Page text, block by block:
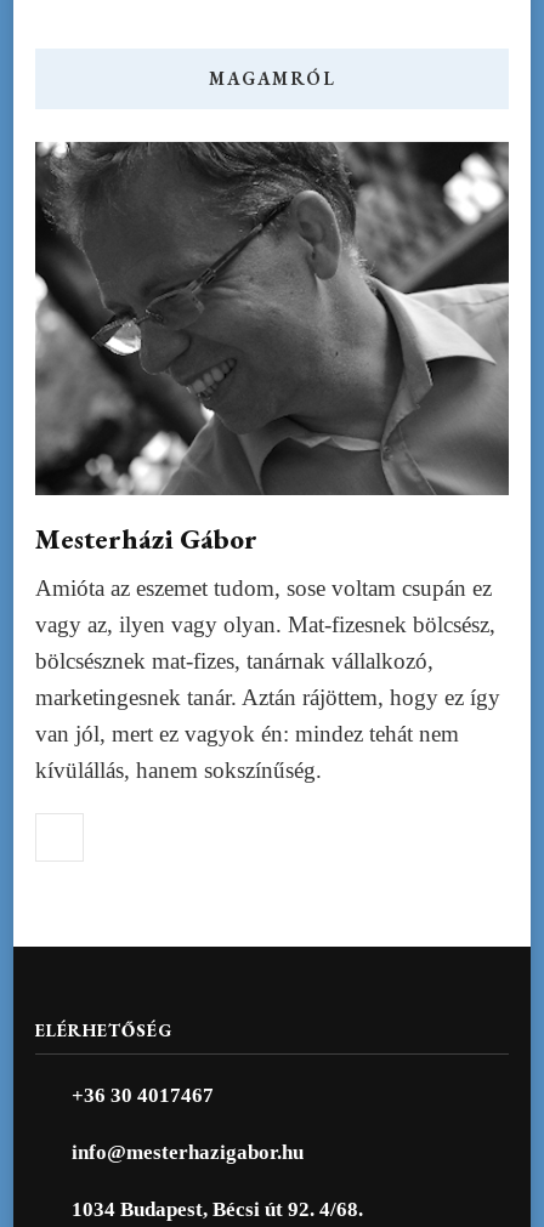
MAGAMRÓL
Mesterházi Gábor
Amióta az eszemet tudom, sose voltam csupán ez
vagy az, ilyen vagy olyan. Mat-fizesnek bölcsész,
bölcsésznek mat-fizes, tanárnak vállalkozó,
marketingesnek tanár. Aztán rájöttem, hogy ez így
van jól, mert ez vagyok én: mindez tehát nem
kívülállás, hanem sokszínűség.
ELÉRHETŐSÉG
+36 30 4017467
info@mesterhazigabor.hu
1034 Budapest, Bécsi út 92. 4/68.